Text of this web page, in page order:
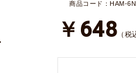
商品コード：HAM-
￥648 （税